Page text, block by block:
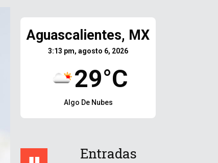
Aguascalientes, MX
3:13 pm, agosto 6, 2026
29°C
Algo De Nubes
Entradas